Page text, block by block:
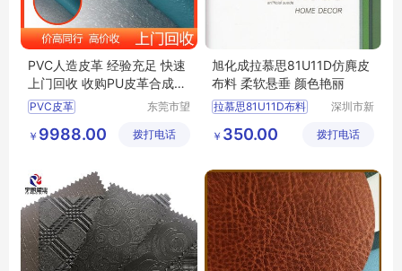
PVC人造皮革 经验充足 快速
上门回收 收购PU皮革合成革
上门高价
PVC皮革
回收PU革 回收人造革
东莞市望
布料商行
￥ 9988.00 拨打电话
旭化成拉慕思81U11D仿麂皮
布料 柔软悬垂 颜色艳丽
拉慕思81U11D布料
ASAHIKASEI布料
深圳市新
链有限公
￥ 350.00 拨打电话